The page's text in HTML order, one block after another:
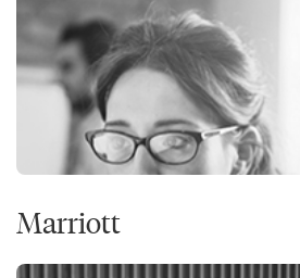
Marriott